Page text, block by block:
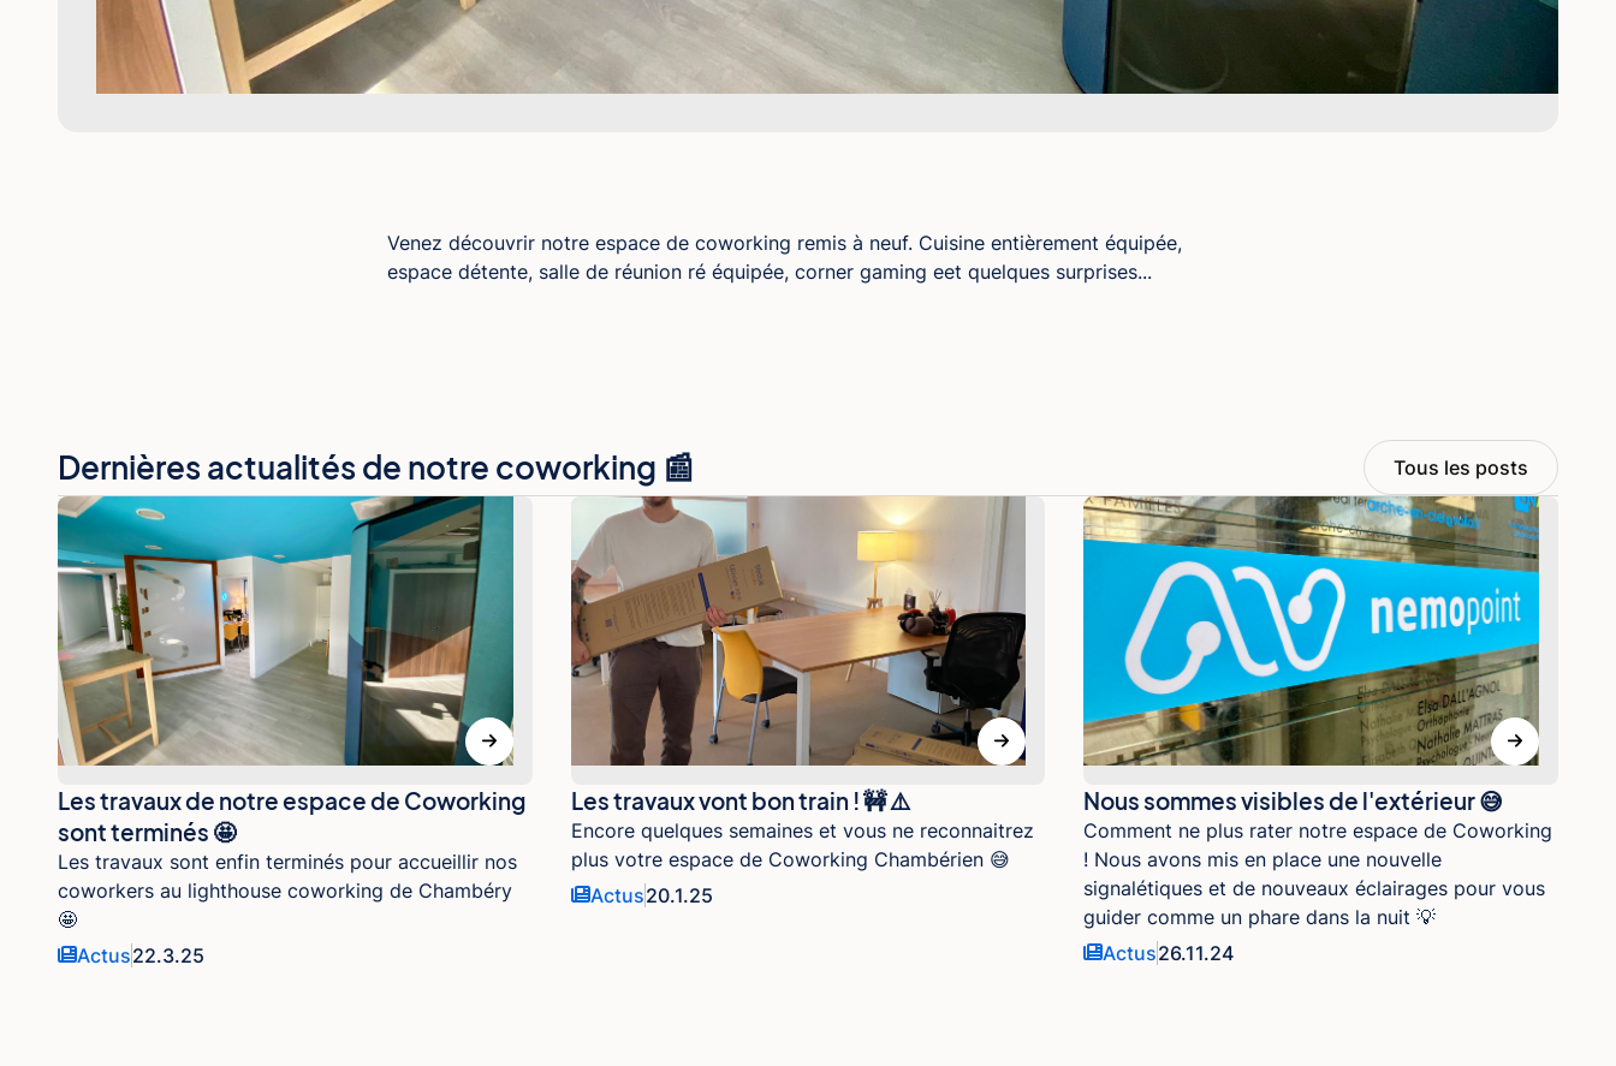
Venez découvrir notre espace de coworking remis à neuf. Cuisine entièrement équipée,
espace détente, salle de réunion ré équipée, corner gaming eet quelques surprises...
Dernières actualités de notre coworking 📰 Tous les posts
Les travaux de notre espace de Coworking
sont terminés 🤩
Les travaux sont enfin terminés pour accueillir nos
coworkers au lighthouse coworking de Chambéry
🤩
Actus22.3.25
Les travaux vont bon train ! 🚧 ⚠️
Encore quelques semaines et vous ne reconnaitrez
plus votre espace de Coworking Chambérien 😅
Actus20.1.25
Nous sommes visibles de l'extérieur 😅
Comment ne plus rater notre espace de Coworking
! Nous avons mis en place une nouvelle
signalétiques et de nouveaux éclairages pour vous
guider comme un phare dans la nuit 💡
Actus26.11.24